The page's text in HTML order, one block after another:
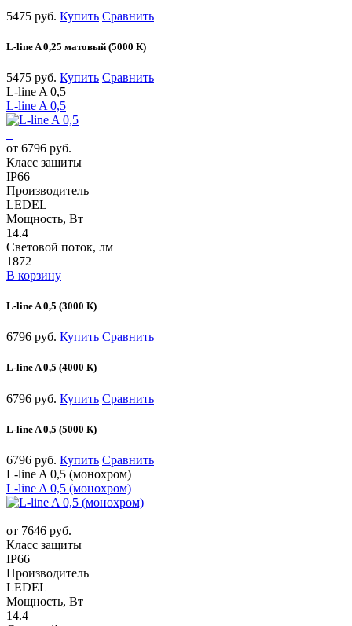
5475 руб. Купить Сравнить
L-line A 0,25 матовый (5000 К)
5475 руб. Купить Сравнить
L-line A 0,5
L-line A 0,5
от 6796 руб.
Класс защиты
IP66
Производитель
LEDEL
Мощность, Вт
14.4
Световой поток, лм
1872
В корзину
L-line A 0,5 (3000 К)
6796 руб. Купить Сравнить
L-line A 0,5 (4000 К)
6796 руб. Купить Сравнить
L-line A 0,5 (5000 К)
6796 руб. Купить Сравнить
L-line A 0,5 (монохром)
L-line A 0,5 (монохром)
от 7646 руб.
Класс защиты
IP66
Производитель
LEDEL
Мощность, Вт
14.4